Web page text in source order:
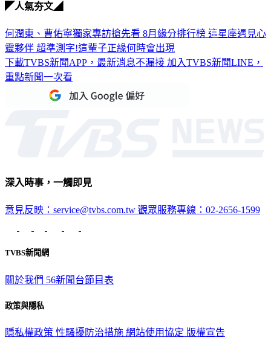
◤人氣夯文◢
何潤東、曹佑寧獨家專訪搶先看 8月緣分排行榜 這星座遇見心
靈夥伴 超準測字!這輩子正緣何時會出現
下載TVBS新聞APP，最新消息不漏接 加入TVBS新聞LINE，
重點新聞一次看
深入時事，一觸即見
意見反映：service@tvbs.com.tw 觀眾服務專線：02-2656-1599
TVBS新聞網
關於我們 56新聞台節目表
政策與隱私
隱私權政策 性騷擾防治措施 網站使用協定 版權宣告